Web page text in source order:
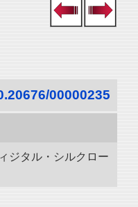
00000235
ジタル・シルクロー